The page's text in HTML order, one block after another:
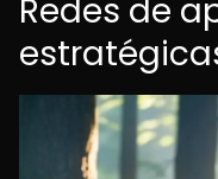
Redes de